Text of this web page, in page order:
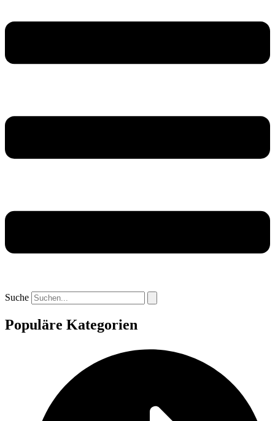
Suche
Populäre Kategorien